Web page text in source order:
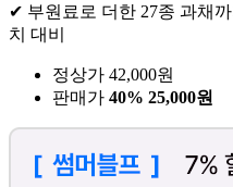
✔ 부원료로 더한 27종 과채
치 대비
정상가 42,000원
판매가 40% 25,000원